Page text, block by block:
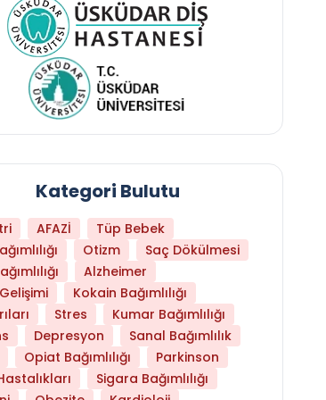
Protein Tüketmek Yaşlanmayı
Kategori Bulutu
AFAZİ
Tüp Bebek
Otizm
Saç Dökülmesi
Alzheimer
Kokain Bağımlılığı
Stres
Kumar Bağımlılığı
Depresyon
Sanal Bağımlılık
Opiat Bağımlılığı
Parkinson
Sigara Bağımlılığı